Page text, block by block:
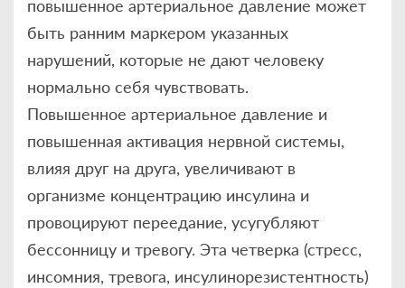
повышенное артериальное давление может
быть ранним маркером указанных
нарушений, которые не дают человеку
нормально себя чувствовать.
Повышенное артериальное давление и
повышенная активация нервной системы,
влияя друг на друга, увеличивают в
организме концентрацию инсулина и
провоцируют переедание, усугубляют
бессонницу и тревогу. Эта четверка (стресс,
инсомния, тревога, инсулинорезистентность)